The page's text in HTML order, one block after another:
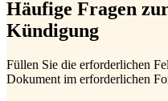
Häufige Fragen
Kündigung
Füllen Sie die erforderlichen
Dokument im erforderlichen